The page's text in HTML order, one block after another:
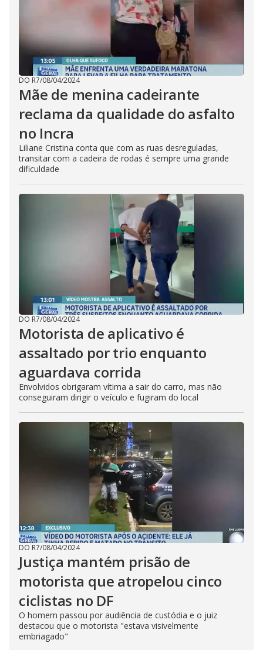
DO R7/08/04/2024
Mãe de menina cadeirante
reclama da qualidade do asfalto
no Incra
Liliane Cristina conta que com as ruas desreguladas,
transitar com a cadeira de rodas é sempre uma grande
dificuldade
DO R7/08/04/2024
Motorista de aplicativo é
assaltado por trio enquanto
aguardava corrida
Envolvidos obrigaram vítima a sair do carro, mas não
conseguiram dirigir o veículo e fugiram do local
DO R7/08/04/2024
Justiça mantém prisão de
motorista que atropelou cinco
ciclistas no DF
O homem passou por audiência de custódia e o juiz
destacou que o motorista "estava visivelmente
embriagado"